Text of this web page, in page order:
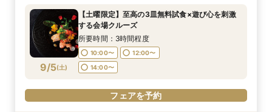
9/4(金)
10:00〜
13:00〜
16:00〜
フェアを予約
9/4(金)
11:00〜
14:00〜
18:00〜
フェアを予約
9/4(金)
10:00〜
13:00〜
16:00〜
フェアを予約
9/5(土)
【土曜限定】至高の3皿無料試食×遊び心を刺激
する会場クルーズ
所要時間：3時間程度
10:00〜
12:00〜
14:00〜
フェアを予約